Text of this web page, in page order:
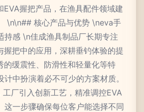
EVA握把产品，在渔具配件领域建
\n\n## 核心产品与优势 \neva手
持感 \n佳成渔具制品厂长期专注
握把中的应用，深耕垂钓体验的提
的缓震性、防滑性和轻量化等特
中扮演着必不可少的方案材质。
厂引入创新工艺，精准调控EVA
这一步骤确保每位客户能选择不同